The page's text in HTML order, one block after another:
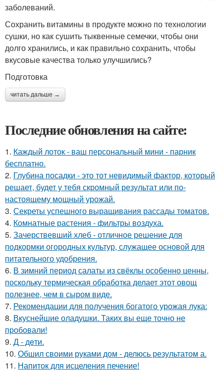
заболеваний.
Сохранить витамины в продукте можно по технологии
сушки, но как сушить тыквенные семечки, чтобы они
долго хранились, и как правильно сохранить, чтобы
вкусовые качества только улучшились?
Подготовка
читать дальше →
Последние обновления на сайте:
1. Каждый лоток - ваш персональный мини - парник
бесплатно.
2. Глубина посадки - это тот невидимый фактор, который
решает, будет у тебя скромный результат или по-
настоящему мощный урожай.
3. Секреты успешного выращивания рассады томатов.
4. Комнатные растения - фильтры воздуха.
5. Зачерствевший хлеб - отличное решение для
подкормки огородных культур, служащее основой для
питательного удобрения.
6. В зимний период салаты из свёклы особенно ценны,
поскольку термическая обработка делает этот овощ
полезнее, чем в сыром виде.
7. Рекомендации для получения богатого урожая лука:
8. Вкуснейшие оладушки. Таких вы еще точно не
пробовали!
9. Д - дeти.
10. Обшил своими руками дом - делюсь результатом а.
11. Напиток для исцеления печение!